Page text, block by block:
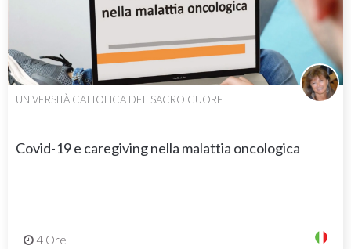
UNIVERSITÀ CATTOLICA DEL SACRO CUORE
Covid-19 e caregiving nella malattia oncologica
4 Ore